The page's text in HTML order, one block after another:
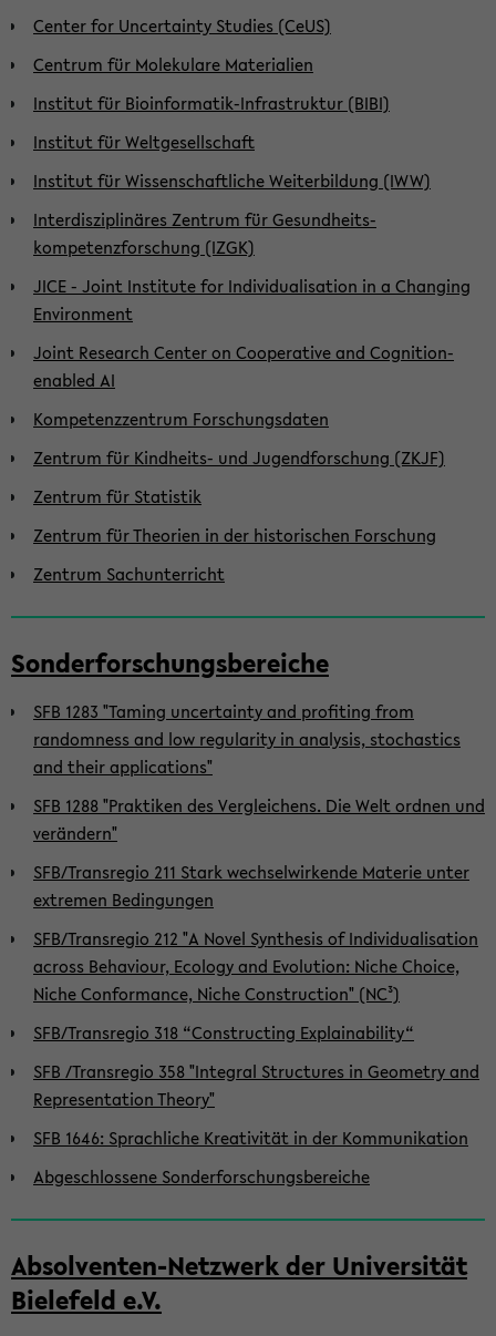
Center for Uncertainty Studies (CeUS)
Centrum für Molekulare Materialien
Institut für Bioinformatik-Infrastruktur (BIBI)
Institut für Weltgesellschaft
Institut für Wissenschaftliche Weiterbildung (IWW)
Interdisziplinäres Zentrum für Gesund­heits­
kompetenzforschung (IZGK)
JICE - Joint Institute for Individualisation in a Changing
Environment
Joint Research Center on Cooperative and Cognition-
enabled AI
Kompetenzzentrum Forschungsdaten
Zentrum für Kindheits- und Jugendforschung (ZKJF)
Zentrum für Statistik
Zentrum für Theorien in der historischen Forschung
Zentrum Sachunterricht
Sonderforschungsbereiche
SFB 1283 "Taming uncertainty and profiting from
randomness and low regularity in analysis, stochastics
and their applications"
SFB 1288 "Praktiken des Vergleichens. Die Welt ordnen und
verändern"
SFB/Transregio 211 Stark wechselwirkende Materie unter
extremen Bedingungen
SFB/Transregio 212 "A Novel Synthesis of Individualisation
across Behaviour, Ecology and Evolution: Niche Choice,
Niche Conformance, Niche Construction" (NC³)
SFB/Transregio 318 “Constructing Explainability“
SFB /Transregio 358 "Integral Structures in Geometry and
Representation Theory"
SFB 1646: Sprachliche Kreativität in der Kommunikation
Abgeschlossene Sonderforschungsbereiche
Absolventen-Netzwerk der Universität
Bielefeld e.V.